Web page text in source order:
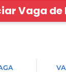
Vaga de